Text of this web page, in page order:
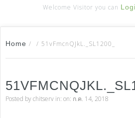
Welcome Visitor you can
Home / / 51vFmcnQJkL._SL1200_
Posted bychitserv in: on: ก.ค. 14, 2018